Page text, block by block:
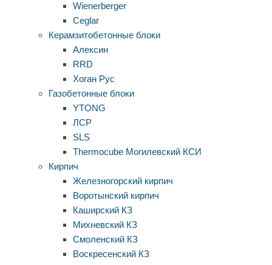
Wienerberger
Ceglar
Керамзитобетонные блоки
Алексин
RRD
Хоган Рус
Газобетонные блоки
YTONG
ЛСР
SLS
Thermocube Могилевский КСИ
Кирпич
Железногорский кирпич
Воротынский кирпич
Каширский КЗ
Михневский КЗ
Смоленский КЗ
Воскресенский КЗ